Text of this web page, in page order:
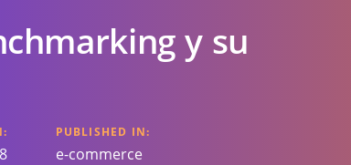
y su
PUBLISHED IN:
e-commerce